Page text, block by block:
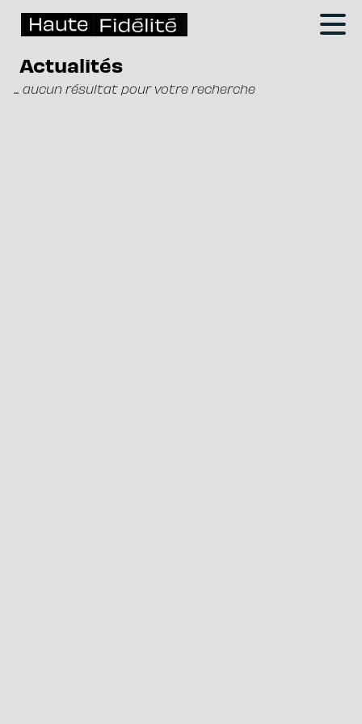
Actualités
... aucun résultat pour votre recherche